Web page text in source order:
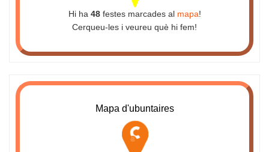
Hi ha 48festes marcades al mapa!
Cerqueu-les i veureu què hi fem!
Mapa d'ubuntaires